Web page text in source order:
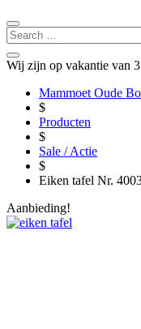
Wij zijn op vakantie van
Mammoet Oude
$
Producten
$
Sale / Actie
$
Eiken tafel Nr.
Aanbieding!